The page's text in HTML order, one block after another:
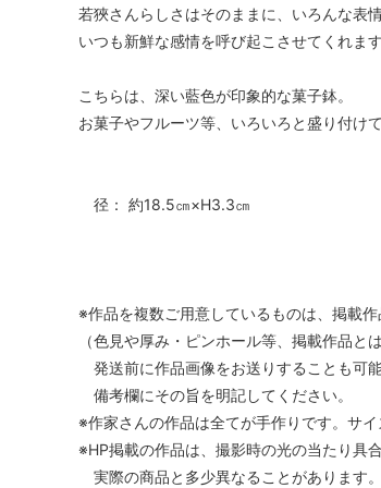
若狹さんらしさはそのままに、いろんな表
いつも新鮮な感情を呼び起こさせてくれます
こちらは、深い藍色が印象的な菓子鉢。
お菓子やフルーツ等、いろいろと盛り付け
径： 約18.5㎝×H3.3㎝
※作品を複数ご用意しているものは、掲載
（色見や厚み・ピンホール等、掲載作品と
発送前に作品画像をお送りすることも可
備考欄にその旨を明記してください。
※作家さんの作品は全てが手作りです。サ
※HP掲載の作品は、撮影時の光の当たり具
実際の商品と多少異なることがあります。